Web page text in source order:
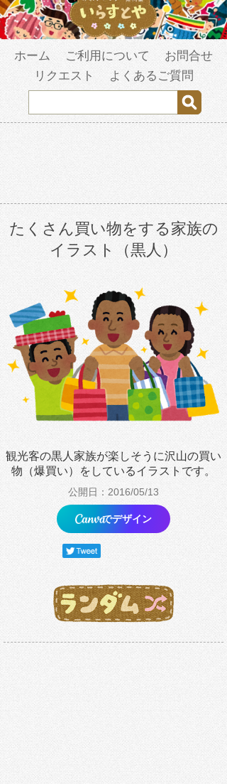
ホーム ご利用について
お問合せ
リクエスト
よくあるご質問
たくさん買い物をする家族の
イラスト（黒人）
観光客の黒人家族が楽しそうに沢山の買い
物（爆買い）をしているイラストです。
公開日：2016/05/13
でデザイン